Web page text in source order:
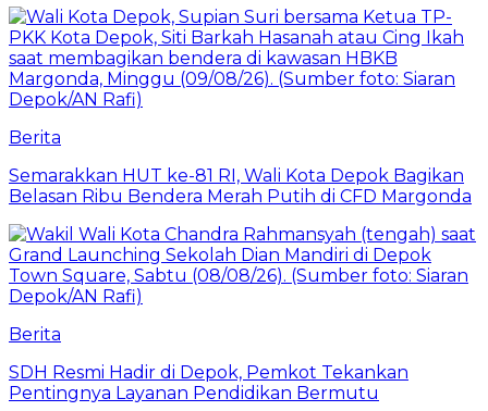
Berita
Semarakkan HUT ke-81 RI, Wali Kota Depok Bagikan
Belasan Ribu Bendera Merah Putih di CFD Margonda
Berita
SDH Resmi Hadir di Depok, Pemkot Tekankan
Pentingnya Layanan Pendidikan Bermutu